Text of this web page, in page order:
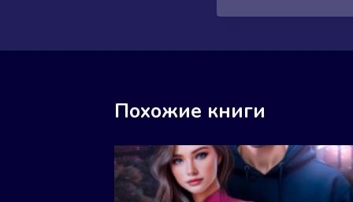
Похожие книги